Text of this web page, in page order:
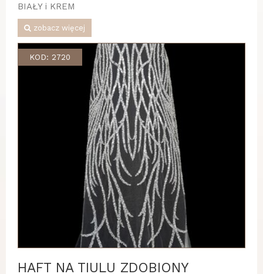
BIAŁY i KREM
zobacz więcej
KOD: 2720
HAFT NA TIULU ZDOBIONY